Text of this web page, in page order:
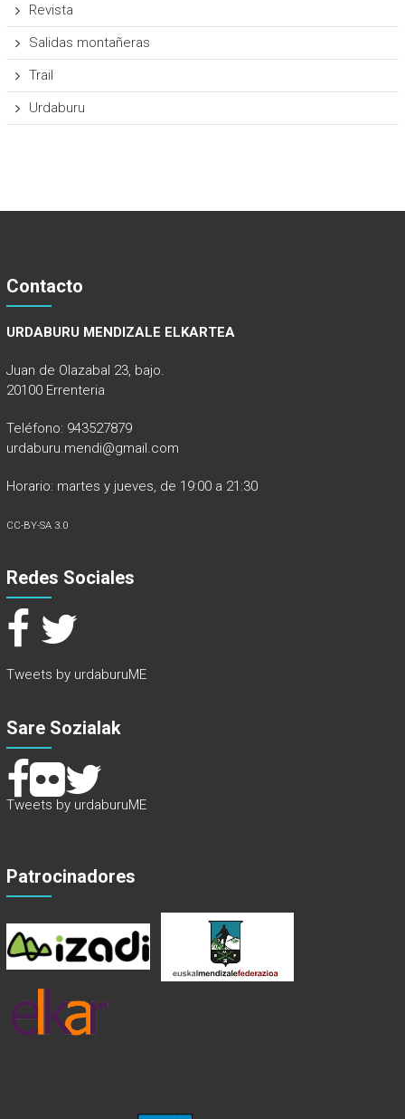
Revista
Salidas montañeras
Trail
Urdaburu
Contacto
URDABURU MENDIZALE ELKARTEA
Juan de Olazabal 23, bajo.
20100 Errenteria
Teléfono: 943527879
urdaburu.mendi@gmail.com
Horario: martes y jueves, de 19:00 a 21:30
CC-BY-SA 3.0
Redes Sociales
Tweets by urdaburuME
Sare Sozialak
Tweets by urdaburuME
Patrocinadores